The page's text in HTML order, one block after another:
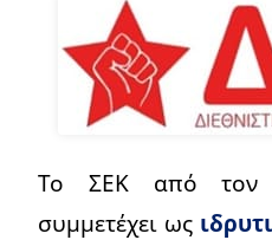
Το ΣΕΚ από τον
συμμετέχει ως